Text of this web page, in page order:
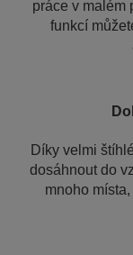
práce v malém
funkcí
Díky velmi
dosáhnout do
mnoho